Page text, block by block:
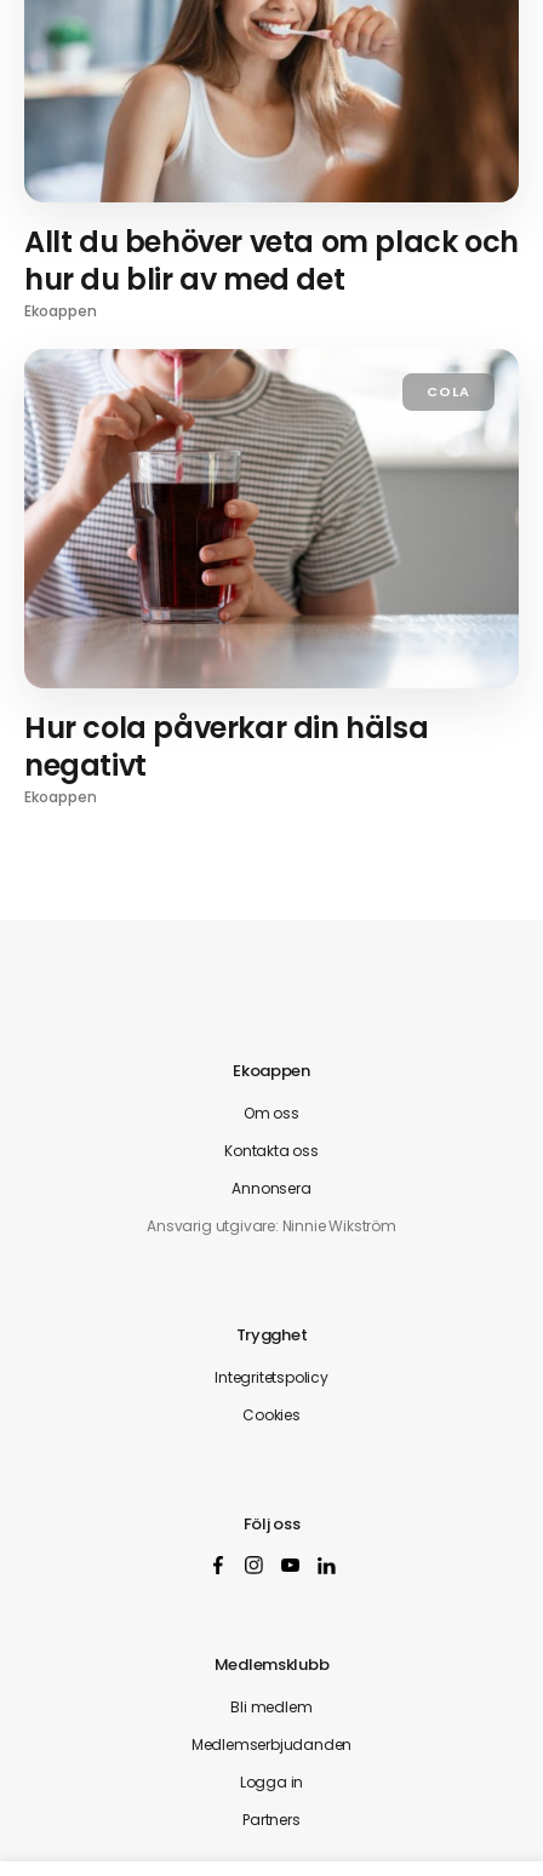
Allt du behöver veta om plack och
hur du blir av med det
Ekoappen
COLA
Hur cola påverkar din hälsa
negativt
Ekoappen
Ekoappen
Om oss
Kontakta oss
Annonsera
Ansvarig utgivare: Ninnie Wikström
Trygghet
Integritetspolicy
Cookies
Följ oss
Medlemsklubb
Bli medlem
Medlemserbjudanden
Logga in
Partners